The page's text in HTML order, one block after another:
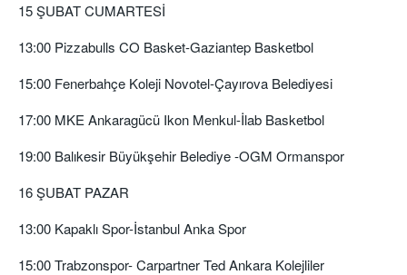
15 ŞUBAT CUMARTESİ
13:00 Pizzabulls CO Basket-Gaziantep Basketbol
15:00 Fenerbahçe Koleji Novotel-Çayırova Belediyesi
17:00 MKE Ankaragücü Ikon Menkul-İlab Basketbol
19:00 Balıkesir Büyükşehir Belediye -OGM Ormanspor
16 ŞUBAT PAZAR
13:00 Kapaklı Spor-İstanbul Anka Spor
15:00 Trabzonspor- Carpartner Ted Ankara Kolejliler